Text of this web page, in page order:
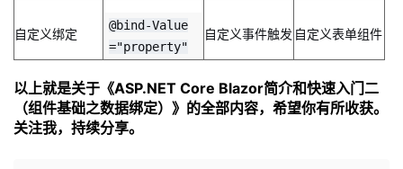
自定义绑定
@bind-Value
="property"
自定义事件触发 自定义表单组件
以上就是关于《ASP.NET Core Blazor简介和快速入门二
（组件基础之数据绑定） 》的全部内容，希望你有所收获。
关注我，持续分享。